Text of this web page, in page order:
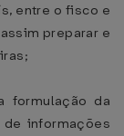
entre o fisco e
preparar e
formulação da
informações